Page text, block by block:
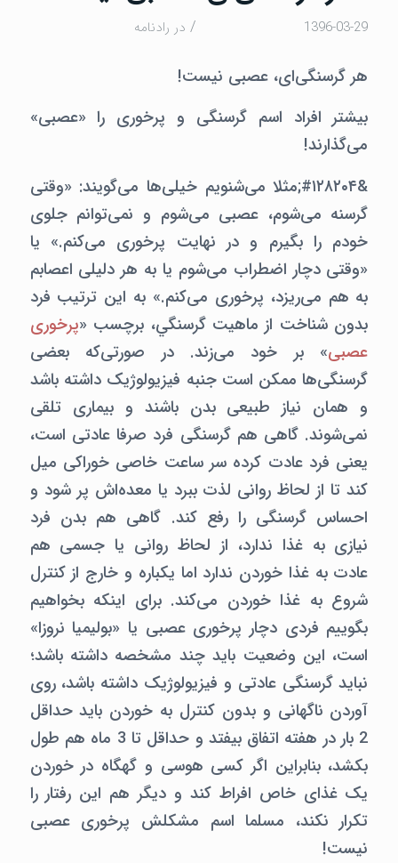
1396-03-29
/ در رادنامه
هر گرسنگی‌ای، عصبی نیست!
بیشتر افراد اسم گرسنگی و پرخوری را «عصبی»
می‌گذارند!
&#۱۲۸۲۰۴;مثلا می‌شنویم خیلی‌ها می‌گویند: «وقتی
گرسنه می‌شوم، عصبی می‌شوم و نمی‌توانم جلوی
خودم را بگیرم و در نهایت پرخوری می‌کنم.» یا
«وقتی دچار اضطراب می‌شوم یا به هر دلیلی اعصابم
به هم می‌ریزد، پرخوری می‌کنم.» به این ترتیب فرد
بدون شناخت از ماهيت گرسنگي، برچسب «پرخوری
عصبی» بر خود می‌زند. در صورتی‌که بعضی
گرسنگی‌ها ممکن است جنبه فیزیولوژیک داشته باشد
و همان نیاز طبیعی بدن باشند و بیماری تلقی
نمی‌شوند. گاهی هم گرسنگی فرد صرفا عادتی است،
یعنی فرد عادت کرده سر ساعت خاصی خوراکی میل
کند تا از لحاظ روانی لذت ببرد یا معده‌اش پر شود و
احساس گرسنگی را رفع کند. گاهی هم بدن فرد
نیازی به غذا ندارد، از لحاظ روانی یا جسمی هم
عادت به غذا خوردن ندارد اما یکباره و خارج از کنترل
شروع به غذا خوردن می‌کند. برای اینکه بخواهیم
بگوییم فردی دچار پرخوری عصبی یا «بولیمیا نروزا»
است، اين وضعيت باید چند مشخصه داشته باشد؛
نباید گرسنگی عادتی و فیزیولوژیک داشته باشد، روی
آوردن ناگهانی و بدون کنترل به خوردن باید حداقل
2 بار در هفته اتفاق بیفتد و حداقل تا 3 ماه هم طول
بکشد، بنابراین اگر کسی هوسی و گهگاه در خوردن
یک غذای خاص افراط کند و دیگر هم این رفتار را
تکرار نکند، مسلما اسم مشکلش پرخوری عصبی
نیست!